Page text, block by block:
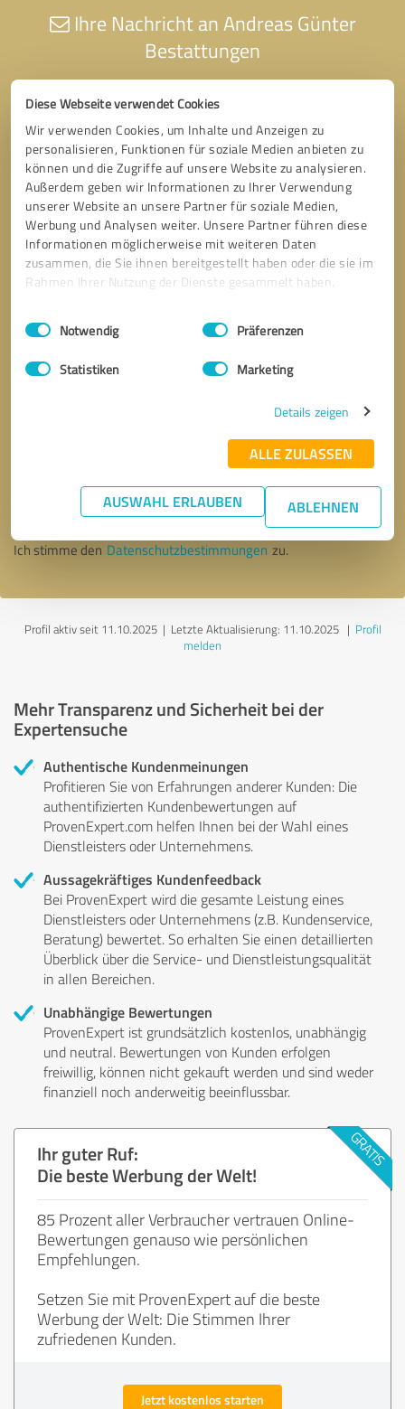
Diese Webseite verwendet Cookies
Wir verwenden Cookies, um Inhalte und Anzeigen zu
personalisieren, Funktionen für soziale Medien anbieten zu
können und die Zugriffe auf unsere Website zu analysieren.
Außerdem geben wir Informationen zu Ihrer Verwendung
unserer Website an unsere Partner für soziale Medien,
Werbung und Analysen weiter. Unsere Partner führen diese
Informationen möglicherweise mit weiteren Daten
zusammen, die Sie ihnen bereitgestellt haben oder die sie im
Rahmen Ihrer Nutzung der Dienste gesammelt haben.
Impressum Datenschutzbestimmungen
Einwilligungsauswahl
Notwendig Präferenzen
Statistiken Marketing
Details zeigen
ALLE ZULASSEN
AUSWAHL ERLAUBEN ABLEHNEN
Ihre Nachricht an Andreas Günter
Bestattungen
* Erforderliche Angaben
Nachricht senden
Ich stimme den Datenschutzbestimmungen zu.
Profil aktiv seit 11.10.2025 | Letzte Aktualisierung: 11.10.2025| Profil
melden
Mehr Transparenz und Sicherheit bei der
Expertensuche
Authentische Kundenmeinungen
Profitieren Sie von Erfahrungen anderer Kunden: Die
authentifizierten Kundenbewertungen auf
ProvenExpert.com helfen Ihnen bei der Wahl eines
Dienstleisters oder Unternehmens.
Aussagekräftiges Kundenfeedback
Bei ProvenExpert wird die gesamte Leistung eines
Dienstleisters oder Unternehmens (z.B. Kundenservice,
Beratung) bewertet. So erhalten Sie einen detaillierten
Überblick über die Service- und Dienstleistungsqualität
in allen Bereichen.
Unabhängige Bewertungen
ProvenExpert ist grundsätzlich kostenlos, unabhängig
und neutral. Bewertungen von Kunden erfolgen
freiwillig, können nicht gekauft werden und sind weder
finanziell noch anderweitig beeinflussbar.
Ihr guter Ruf:
Die beste Werbung der Welt!
85 Prozent aller Verbraucher vertrauen Online-
Bewertungen genauso wie persönlichen
Empfehlungen.
Setzen Sie mit ProvenExpert auf die beste
Werbung der Welt: Die Stimmen Ihrer
zufriedenen Kunden.
Jetzt kostenlos starten